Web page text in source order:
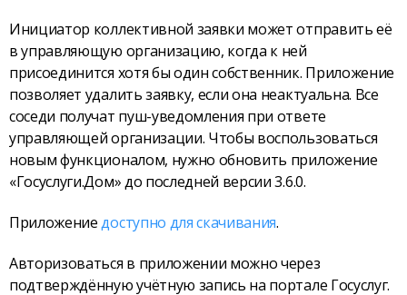
Инициатор коллективной заявки может отправить её
в управляющую организацию, когда к ней
присоединится хотя бы один собственник. Приложение
позволяет удалить заявку, если она неактуальна. Все
соседи получат пуш-уведомления при ответе
управляющей организации. Чтобы воспользоваться
новым функционалом, нужно обновить приложение
«Госуслуги.Дом» до последней версии 3.6.0.
Приложениедоступно для скачивания.
Авторизоваться в приложении можно через
подтверждённую учётную запись на портале Госуслуг.